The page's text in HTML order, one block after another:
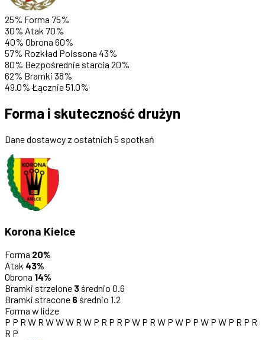
25% Forma 75%
30% Atak 70%
40% Obrona 60%
57% Rozkład Poissona 43%
80% Bezpośrednie starcia 20%
62% Bramki 38%
49.0% Łącznie51.0%
Forma i skuteczność drużyn
Dane dostawcy z ostatnich 5 spotkań
Korona Kielce
Forma 20%
Atak 43%
Obrona 14%
Bramki strzelone 3 średnio 0.6
Bramki stracone 6 średnio 1.2
Forma w lidze
P P R W R WWW R W P R P R P W P R W P W P P W P W P R P R
R P